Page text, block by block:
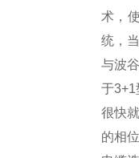
术，
统，
与波
于3+1
很快
的相